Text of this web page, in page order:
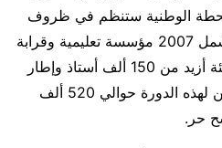
الوطنية ستنظم في ظروف
لوجستيكية واسعة النطاق، تشمل 2007 مؤسسة تعليمية وقرابة
26 ألف قاعة امتحان، مع تعبئة أزيد من 150 ألف أستاذ وإطار
تربوي. كما بلغ عدد المترشحين لهذه الدورة حوالي 520 ألف